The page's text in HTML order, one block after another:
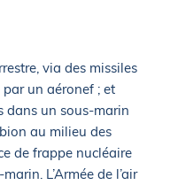
via des missiles
un aéronef ; et
dans un sous-marin
au milieu des
de frappe nucléaire
L’Armée de l’air